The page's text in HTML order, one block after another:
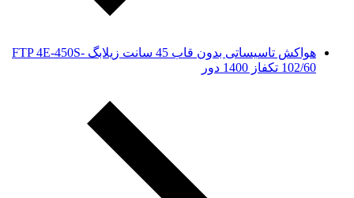
هواکش تاسیساتی بدون قاب 45 سانت زیلابگ FTP 4E-450S-
102/60 تکفاز 1400 دور